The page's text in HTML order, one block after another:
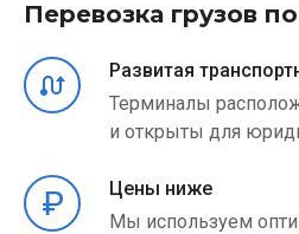
Перевозка грузов
Развитая
Терминалы
и открыты для
Цены ниже
Мы используем